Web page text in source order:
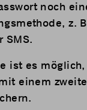
noch
z.
SMS.
ist es
einem